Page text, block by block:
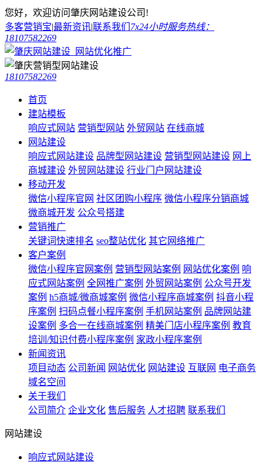
您好，欢迎访问肇庆网站建设公司!
多客营销宝|最新资讯|联系我们 7x24小时服务热线：
18107582269
18107582269
首页
建站模板
响应式网站 营销型网站 外贸网站 在线商城
网站建设
响应式网站建设 品牌型网站建设 营销型网站建设 网上
商城建设 外贸网站建设 行业门户网站建设
移动开发
微信小程序官网 社区团购小程序 微信小程序分销商城
微商城开发 公众号搭建
营销推广
关键词快速排名 seo整站优化 其它网络推广
客户案例
微信小程序官网案例 营销型网站案例 网站优化案例 响
应式网站案例 全网推广案例 外贸网站案例 公众号开发
案例 h5商城/微商城案例 微信小程序商城案例 抖音小程
序案例 扫码点餐小程序案例 手机网站案例 品牌网站建
设案例 多合一在线商城案例 精美门店小程序案例 教育
培训/知识付费小程序案例 家政小程序案例
新闻资讯
项目动态 公司新闻 网站优化 网站建设 互联网 电子商务
域名空间
关于我们
公司简介 企业文化 售后服务 人才招聘 联系我们
网站建设
响应式网站建设